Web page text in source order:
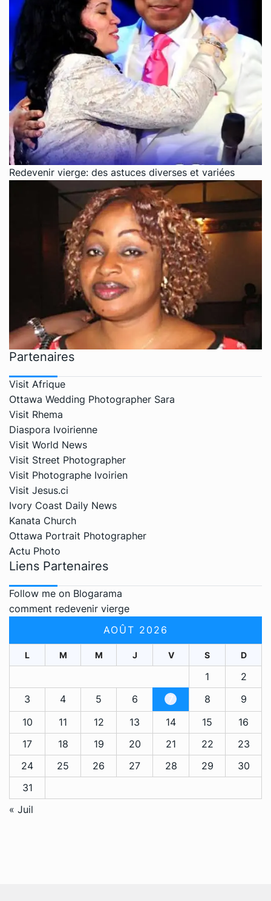
Redevenir vierge: des astuces diverses et variées
Partenaires
Visit Afrique
Ottawa Wedding Photographer Sara
Visit Rhema
Diaspora Ivoirienne
Visit World News
Visit Street Photographer
Visit Photographe Ivoirien
Visit Jesus.ci
Ivory Coast Daily News
Kanata Church
Ottawa Portrait Photographer
Actu Photo
Liens Partenaires
Follow me on Blogarama
comment redevenir vierge
AOÛT 2026
L M M J V S D
1
2
3
4 5 6 7 8
9
10
11 12 13 14 15
16
17
18 19 20 21 22
23
24
25 26 27 28 29
30
31
« Juil